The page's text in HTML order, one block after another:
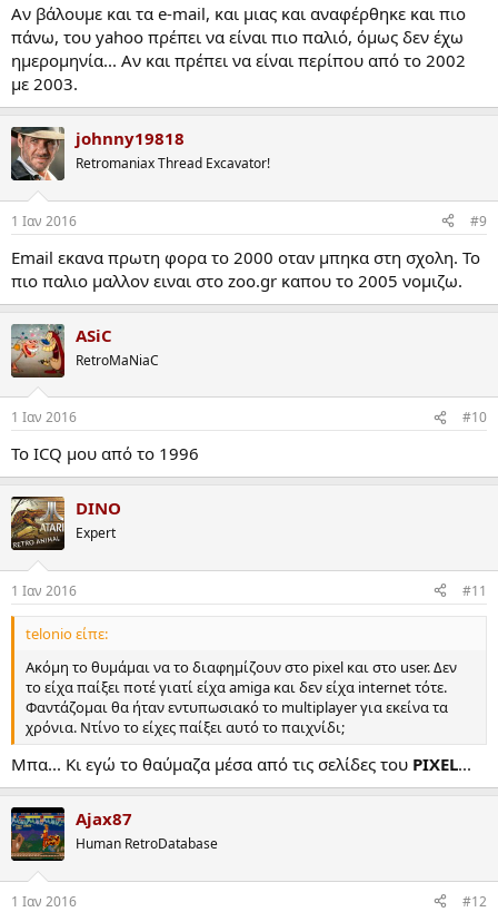
Αν βάλουμε και τα e-mail, και μιας και αναφέρθηκε και πιο
πάνω, του yahoo πρέπει να είναι πιο παλιό, όμως δεν έχω
ημερομηνία... Αν και πρέπει να είναι περίπου από το 2002
με 2003.
johnny19818
Retromaniax Thread Excavator!
1 Ιαν 2016 #9
Email εκανα πρωτη φορα το 2000 οταν μπηκα στη σχολη. Το
πιο παλιο μαλλον ειναι στο zoo.gr καπου το 2005 νομιζω.
ASiC
RetroMaNiaC
1 Ιαν 2016 #10
Το ICQ μου από το 1996
DINO
Expert
1 Ιαν 2016 #11
telonio είπε:
Ακόμη το θυμάμαι να το διαφημίζουν στο pixel και στο user. Δεν
το είχα παίξει ποτέ γιατί είχα amiga και δεν είχα internet τότε.
Φαντάζομαι θα ήταν εντυπωσιακό το multiplayer για εκείνα τα
χρόνια. Ντίνο το είχες παίξει αυτό το παιχνίδι;
Μπα... Κι εγώ το θαύμαζα μέσα από τις σελίδες του PIXEL...
Ajax87
Human RetroDatabase
1 Ιαν 2016 #12